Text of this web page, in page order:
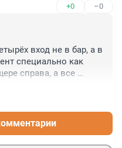
+0 –0
вход не в бар, а в
специально как
справа, а все
кадр попасть. Вчера
Но таааеет всё((